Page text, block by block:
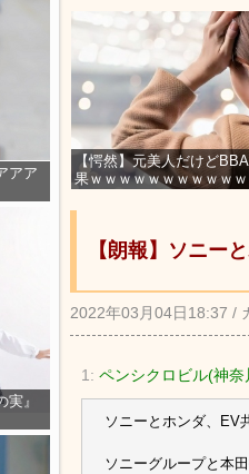
アア
』
【愕然】元美人だけど
果ｗｗｗｗｗｗｗｗｗｗｗ
【朗報】ソニー
2022年03月04日18:37 /
1: ペンシクロビル(神奈
ソニーとホンダ、EV
ソニーグループと本